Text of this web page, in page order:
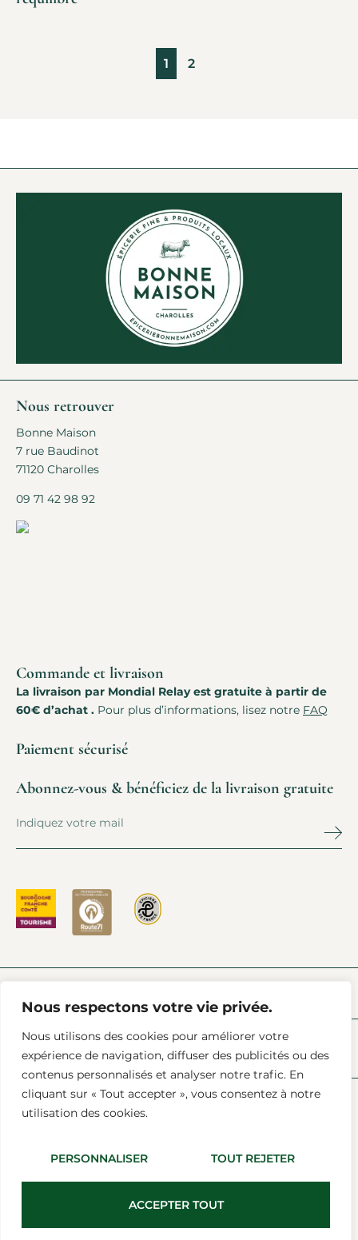
Nous respectons votre vie privée.
Nous utilisons des cookies pour améliorer votre
expérience de navigation, diffuser des publicités ou des
contenus personnalisés et analyser notre trafic. En
cliquant sur « Tout accepter », vous consentez à notre
utilisation des cookies.
PERSONNALISER TOUT REJETER
ACCEPTER TOUT
1 2
Nous retrouver
Bonne Maison
7 rue Baudinot
71120 Charolles
09 71 42 98 92
Commande et livraison
La livraison par Mondial Relay est gratuite à partir de
60€ d’achat . Pour plus d’informations, lisez notre FAQ
Paiement sécurisé
Abonnez-vous & bénéficiez de la livraison gratuite
Tous Droits Réservés © 2025 Agence Bonne Maison
Mentions Légales